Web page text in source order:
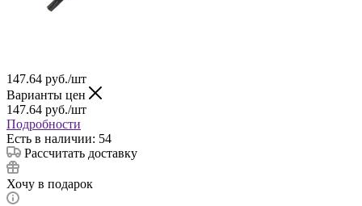
147.64 руб./шт
Варианты цен
147.64 руб./шт
Подробности
Есть в наличии: 54
Рассчитать доставку
Хочу в подарок